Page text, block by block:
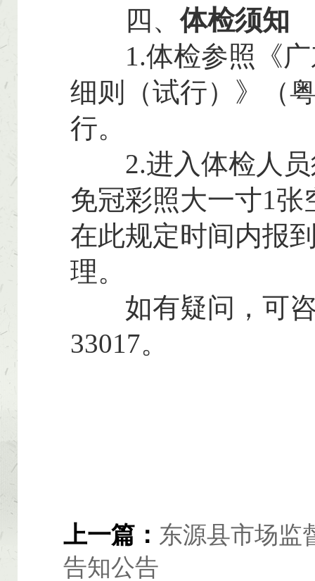
四、体检须知
1.体检参照《广
细则（试行）》（
行。
2.进入体检人员
免冠彩照大一寸1
在此规定时间内报
理。
如有疑问，可咨
33017。
上一篇： 东源县市场监
告知公告